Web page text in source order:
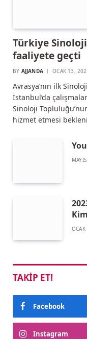
Türkiye
faaliyete geçti
BY AJJANDA OCAK 13,
Avrasya’nın ilk
İstanbul’da
Sinoloji
hizmet etmesi
TAKIP ET!
Facebook
Instagram